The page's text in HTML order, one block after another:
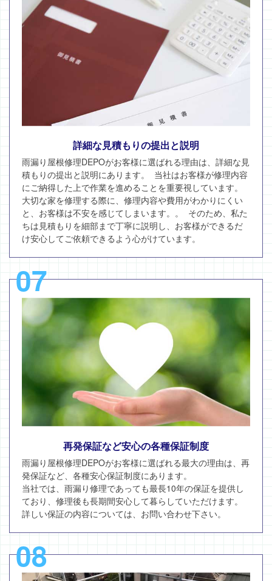
詳細な見積もりの提出と説明
雨漏り屋根修理DEPOがお客様に選ばれる理由は、詳細な見
積もりの提出と説明にあります。 当社はお客様が修理内容
にご納得した上で作業を進めることを重要視しています。
大切な家を修理する際に、修理内容や費用がわかりにくい
と、お客様は不安を感じてしまいます。。 そのため、私た
ちは見積もりを細部まで丁寧に説明し、お客様ができるだ
け安心してご依頼できるよう心がけています。
07
再発保証など安心の各種保証制度
雨漏り屋根修理DEPOがお客様に選ばれる最大の理由は、再
発保証など、各種安心保証制度にあります。
当社では、雨漏り修理であっても最長10年の保証を提供し
ており、修理後も長期間安心して暮らしていただけます。
詳しい保証の内容については、お問い合わせ下さい。
08